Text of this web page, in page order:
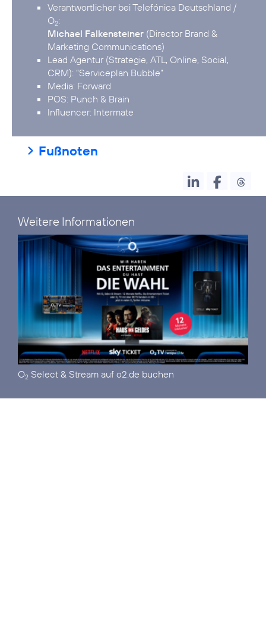
Verantwortlicher bei Telefónica Deutschland /
O2
Michael Falkensteiner (Director Brand &
Marketing Communications)
Lead Agentur (Strategie, ATL, Online, Social,
CRM): “Serviceplan Bubble”
Media: Forward
POS: Punch & Brain
Influencer: Intermate
Fußnoten
Weitere Informationen
O2 Select & Stream auf o2.de buchen